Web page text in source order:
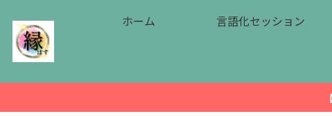
ホーム 言語化セッション